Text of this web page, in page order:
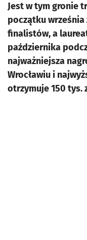
Jest w tym gronie
początku
finalistów, a
października
najważniejsza
Wrocławiu i
otrzymuje 150 tys.